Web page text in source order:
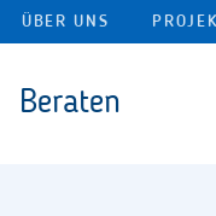
Navigation
ÜBER UNS
Beraten